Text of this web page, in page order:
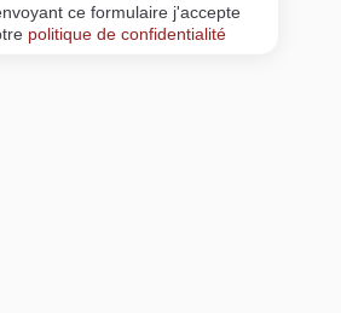
ce formulaire j'accepte
politique de confidentialité